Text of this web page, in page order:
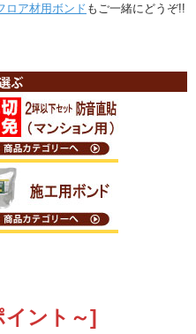
ロア材用ボンドもご一緒にどうぞ!!
ント～]